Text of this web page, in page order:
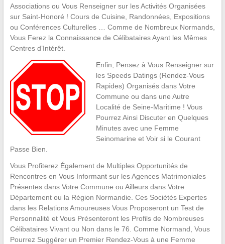
Associations ou Vous Renseigner sur les Activités Organisées
sur Saint-Honoré ! Cours de Cuisine, Randonnées, Expositions
ou Conférences Culturelles … Comme de Nombreux Normands,
Vous Ferez la Connaissance de Célibataires Ayant les Mêmes
Centres d’Intérêt.
Enfin, Pensez à Vous Renseigner sur
les Speeds Datings (Rendez-Vous
Rapides) Organisés dans Votre
Commune ou dans une Autre
Localité de Seine-Maritime ! Vous
Pourrez Ainsi Discuter en Quelques
Minutes avec une Femme
Seinomarine et Voir si le Courant
Passe Bien.
Vous Profiterez Également de Multiples Opportunités de
Rencontres en Vous Informant sur les Agences Matrimoniales
Présentes dans Votre Commune ou Ailleurs dans Votre
Département ou la Région Normandie. Ces Sociétés Expertes
dans les Relations Amoureuses Vous Proposeront un Test de
Personnalité et Vous Présenteront les Profils de Nombreuses
Célibataires Vivant ou Non dans le 76. Comme Normand, Vous
Pourrez Suggérer un Premier Rendez-Vous à une Femme